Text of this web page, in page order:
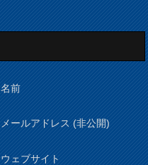
名前
メールアドレス (非公開)
ウェブサイト